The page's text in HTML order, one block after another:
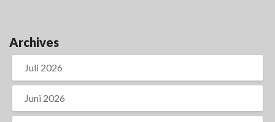
Archives
Juli 2026
Juni 2026